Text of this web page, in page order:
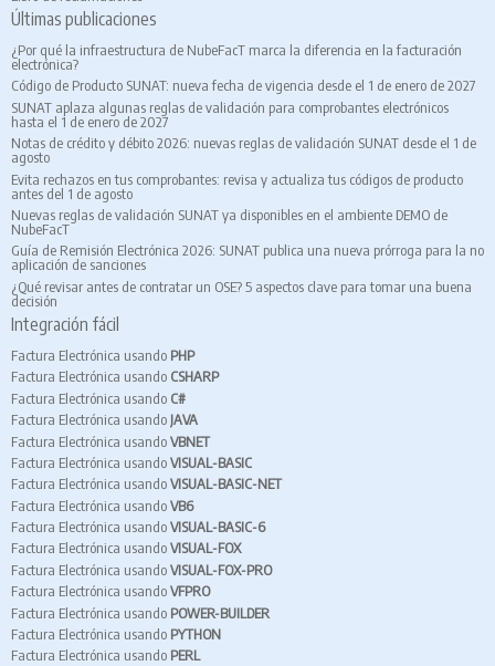
Últimas publicaciones
¿Por qué la infraestructura de NubeFacT marca la diferencia en la facturación
electrónica?
Código de Producto SUNAT: nueva fecha de vigencia desde el 1 de enero de 2027
SUNAT aplaza algunas reglas de validación para comprobantes electrónicos
hasta el 1 de enero de 2027
Notas de crédito y débito 2026: nuevas reglas de validación SUNAT desde el 1 de
agosto
Evita rechazos en tus comprobantes: revisa y actualiza tus códigos de producto
antes del 1 de agosto
Nuevas reglas de validación SUNAT ya disponibles en el ambiente DEMO de
NubeFacT
Guía de Remisión Electrónica 2026: SUNAT publica una nueva prórroga para la no
aplicación de sanciones
¿Qué revisar antes de contratar un OSE? 5 aspectos clave para tomar una buena
decisión
Integración fácil
Factura Electrónica usando PHP
Factura Electrónica usando CSHARP
Factura Electrónica usando C#
Factura Electrónica usandoJAVA
Factura Electrónica usandoVBNET
Factura Electrónica usandoVISUAL-BASIC
Factura Electrónica usandoVISUAL-BASIC-NET
Factura Electrónica usandoVB6
Factura Electrónica usandoVISUAL-BASIC-6
Factura Electrónica usandoVISUAL-FOX
Factura Electrónica usandoVISUAL-FOX-PRO
Factura Electrónica usandoVFPRO
Factura Electrónica usando POWER-BUILDER
Factura Electrónica usando PYTHON
Factura Electrónica usando PERL